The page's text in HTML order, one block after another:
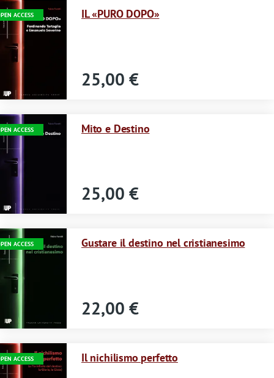
m
e
s
a
g
e
ACCESS
Immagine IL «PURO DOPO»
25,00 €
ACCESS
Immagine Mito e Destino
25,00 €
ACCESS
Immagine Gustare il destino nel cristianesimo
22,00 €
ACCESS
Immagine Il nichilismo perfetto